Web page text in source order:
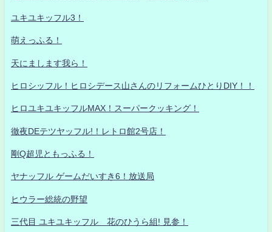
ユキユキッフル3！
萌えっふる！
天にまします我ら！
ヒロシッフル！ヒロシデース山さんのリフォームひとりDIY！！
ヒロユキユキッフルMAX！スーパークッキング！
徹夜DEテツヤッフル!！レトロ館2号店！
剛Q超児ともっふる！
ヤナッフル ゲームだいすき6！放送局
ヒウラー総統の野望
三代目 ユキユキッフル 花のひうら組! 見参！